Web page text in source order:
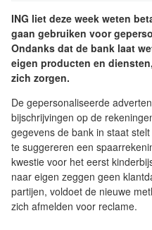
ING liet deze week weten
gaan gebruiken voor
Ondanks dat de bank laat
eigen producten en
zich zorgen.
De gepersonaliseerde
bijschrijvingen op de
gegevens de bank in staat
te suggereren een
kwestie voor het eerst
naar eigen zeggen geen
partijen, voldoet de nieuwe
zich afmelden voor reclame.